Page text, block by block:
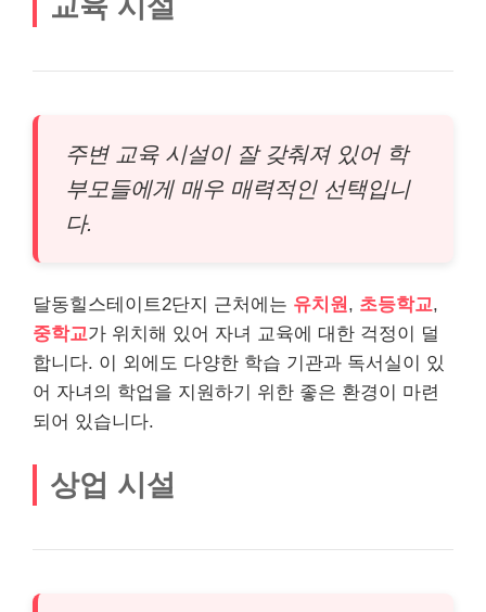
주변 교육 시설이 잘 갖춰져 있어 학
부모들에게 매우 매력적인 선택입니
다.
달동힐스테이트2단지 근처에는 유치원, 초등학교,
중학교가 위치해 있어 자녀 교육에 대한 걱정이 덜
합니다. 이 외에도 다양한 학습 기관과 독서실이 있
어 자녀의 학업을 지원하기 위한 좋은 환경이 마련
되어 있습니다.
상업 시설